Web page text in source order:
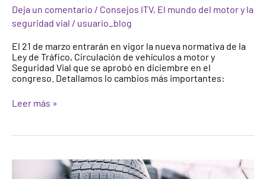
Deja un comentario / Consejos ITV, El mundo del motor y la
seguridad vial / usuario_blog
El 21 de marzo entrarán en vigor la nueva normativa de la
Ley de Tráfico, Circulación de vehículos a motor y
Seguridad Vial que se aprobó en diciembre en el
congreso. Detallamos lo cambios más importantes:
Leer más »